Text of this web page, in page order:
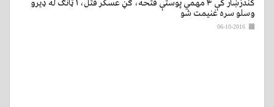
کندزښار کې ۴ مهمي پوستې فتحه، ګڼ عسکر قتل، ۱ ټانګ له ډیرو
وسلو سره غنیمت شو
06-10-2016